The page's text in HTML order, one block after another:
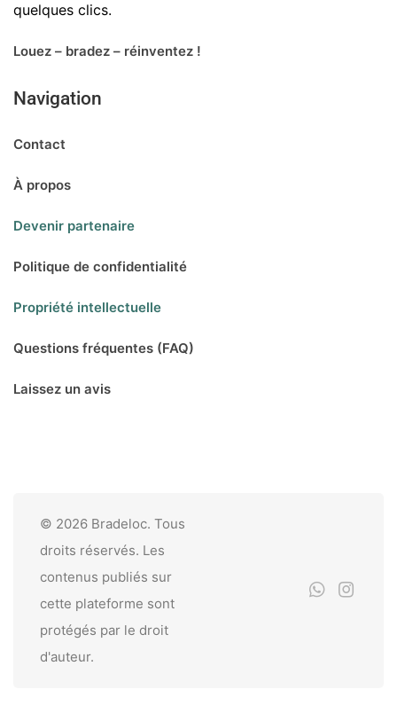
quelques clics.
Louez – bradez – réinventez !
Navigation
Contact
À propos
Devenir partenaire
Politique de confidentialité
Propriété intellectuelle
Questions fréquentes (FAQ)
Laissez un avis
© 2026 Bradeloc. Tous
droits réservés. Les
contenus publiés sur
cette plateforme sont
protégés par le droit
d'auteur.